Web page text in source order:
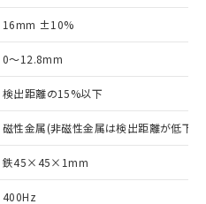
16mm ±10%
0～12.8mm
検出距離の15%以下
磁性金属(非磁性金属は検出距離が低下
鉄45×45×1mm
400Hz